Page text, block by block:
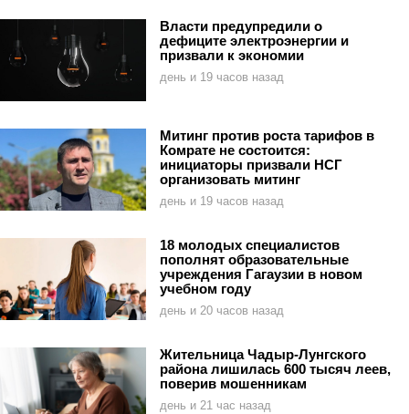
Власти предупредили о
дефиците электроэнергии и
призвали к экономии
день и 19 часов назад
Митинг против роста тарифов в
Комрате не состоится:
инициаторы призвали НСГ
организовать митинг
день и 19 часов назад
18 молодых специалистов
пополнят образовательные
учреждения Гагаузии в новом
учебном году
день и 20 часов назад
Жительница Чадыр-Лунгского
района лишилась 600 тысяч леев,
поверив мошенникам
день и 21 час назад